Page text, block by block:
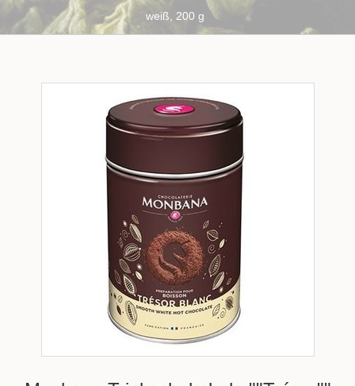
weiß, 200 g